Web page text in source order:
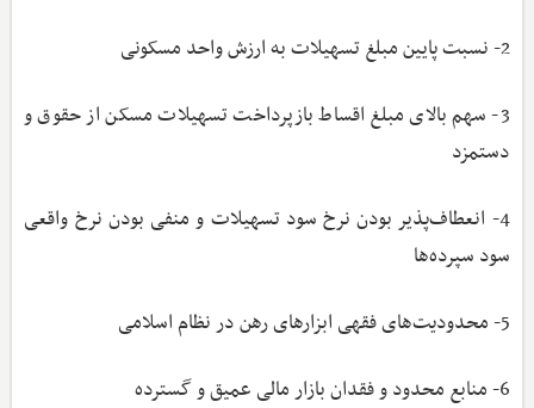
2- نسبت پایین مبلغ تسهیلات به ارزش واحد مسکونی
3- سهم بالای مبلغ اقساط بازپرداخت تسهیلات مسکن از حقوق و
دستمزد
4- انعطاف‌پذیر بودن نرخ سود تسهیلات و منفی بودن نرخ واقعی
سود سپرده‌ها
5- محدودیت‌های فقهی ابزارهای رهن در نظام اسلامی
6- منابع محدود و فقدان بازار مالی عمیق و گسترده